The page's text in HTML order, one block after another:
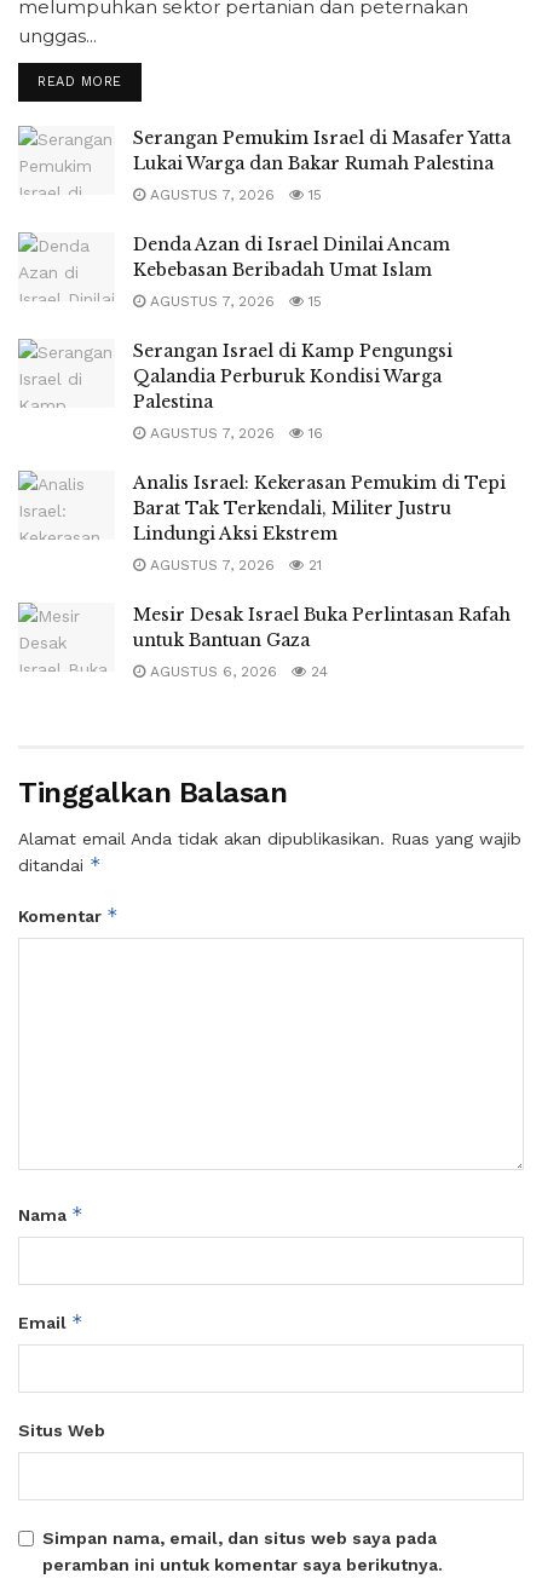
melumpuhkan sektor pertanian dan peternakan
unggas...
READ MORE
Serangan Pemukim Israel di Masafer Yatta
Lukai Warga dan Bakar Rumah Palestina
AGUSTUS 7, 2026 15
Denda Azan di Israel Dinilai Ancam
Kebebasan Beribadah Umat Islam
AGUSTUS 7, 2026 15
Serangan Israel di Kamp Pengungsi
Qalandia Perburuk Kondisi Warga
Palestina
AGUSTUS 7, 2026 16
Analis Israel: Kekerasan Pemukim di Tepi
Barat Tak Terkendali, Militer Justru
Lindungi Aksi Ekstrem
AGUSTUS 7, 2026 21
Mesir Desak Israel Buka Perlintasan Rafah
untuk Bantuan Gaza
AGUSTUS 6, 2026 24
Tinggalkan Balasan
Alamat email Anda tidak akan dipublikasikan. Ruas yang wajib
ditandai *
Komentar *
Nama *
Email *
Situs Web
Simpan nama, email, dan situs web saya pada
peramban ini untuk komentar saya berikutnya.